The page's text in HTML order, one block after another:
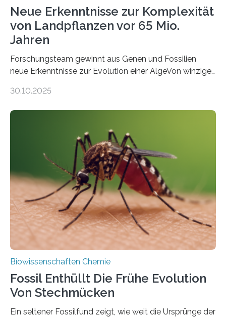
Neue Erkenntnisse zur Komplexität
von Landpflanzen vor 65 Mio.
Jahren
Forschungsteam gewinnt aus Genen und Fossilien
neue Erkenntnisse zur Evolution einer AlgeVon winzigen
Landpflanzen zählen zu den komplexesten
Grünalgen, die vor Hunderten von Millionen Jahren
lebten. Unter den Vorfahren sticht eine Gruppe heraus,
die noch heute in der Natur vorkommt: die
Süßwasseralge Coleochaetophyceae. Einige Arten
dieser Gruppe bilden aus Zellfäden dichte Geflechte
mit scheibenförmiger Gestalt. Was auffällig ist: Die
nächsten…
30.10.2025
Biowissenschaften Chemie
Fossil Enthüllt Die Frühe Evolution
Von Stechmücken
Ein seltener Fossilfund zeigt, wie weit die Ursprünge der